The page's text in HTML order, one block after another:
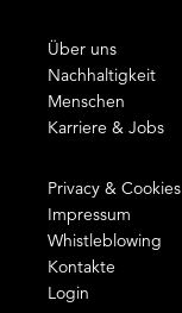
Über uns
Nachhaltigkeit
Menschen
Karriere & Jobs
Privacy & Cookies
Impressum
Whistleblowing
Kontakte
Login